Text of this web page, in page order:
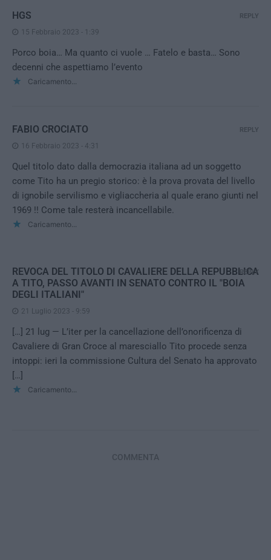
HGS
15 Febbraio 2023 - 1:39
Porco boia… Ma quanto ci vuole … Fatelo e basta… Sono
decenni che aspettiamo l’evento
Caricamento...
REPLY
FABIO CROCIATO
16 Febbraio 2023 - 4:31
Quel titolo dato dalla democrazia italiana ad un soggetto
come Tito ha un pregio storico: è la prova provata del livello
di ignobile servilismo e vigliaccheria al quale erano giunti nel
1969 !! Come tale resterà incancellabile.
Caricamento...
REPLY
REVOCA DEL TITOLO DI CAVALIERE DELLA REPUBBLICA
A TITO, PASSO AVANTI IN SENATO CONTRO IL "BOIA
DEGLI ITALIANI"
21 Luglio 2023 - 9:59
[…] 21 lug — L’iter per la cancellazione dell’onorificenza di
Cavaliere di Gran Croce al maresciallo Tito procede senza
intoppi: ieri la commissione Cultura del Senato ha approvato
[…]
Caricamento...
REPLY
COMMENTA